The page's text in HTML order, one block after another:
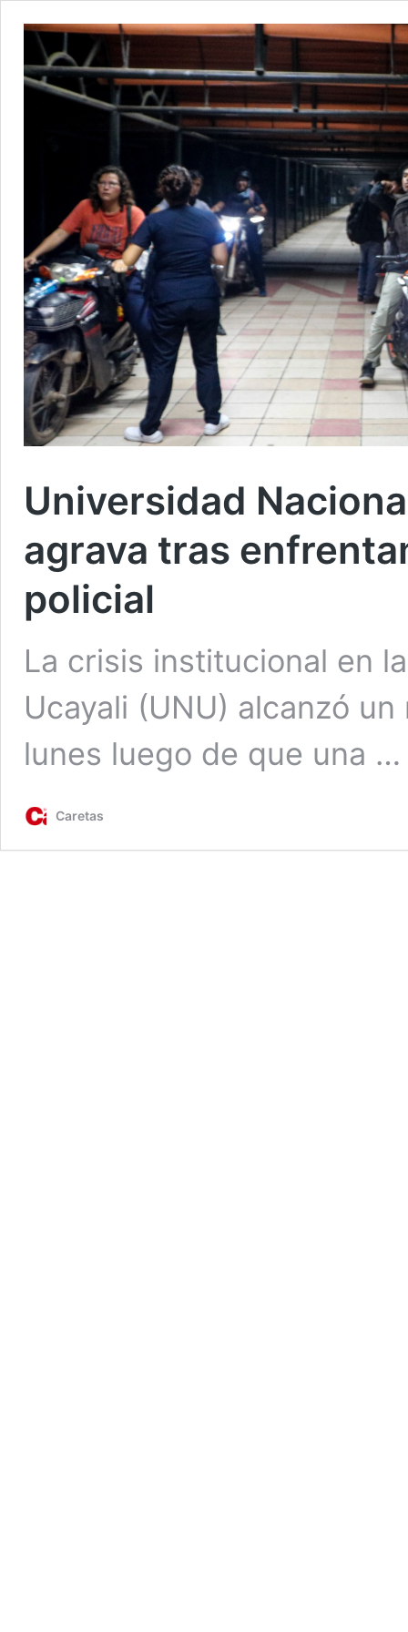
Universidad
agrava tras
policial
La crisis institucional en
Ucayali (UNU) alcanzó
lunes luego de que una
Caretas